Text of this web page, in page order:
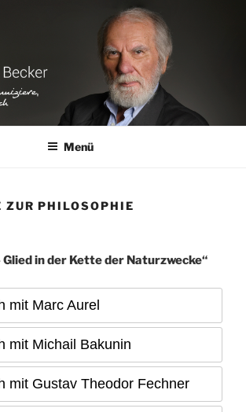
Menü
ZUR PHILOSOPHIE
Glied in der Kette der Naturzwecke“
mit Marc Aurel
mit Michail Bakunin
mit Gustav Theodor Fechner